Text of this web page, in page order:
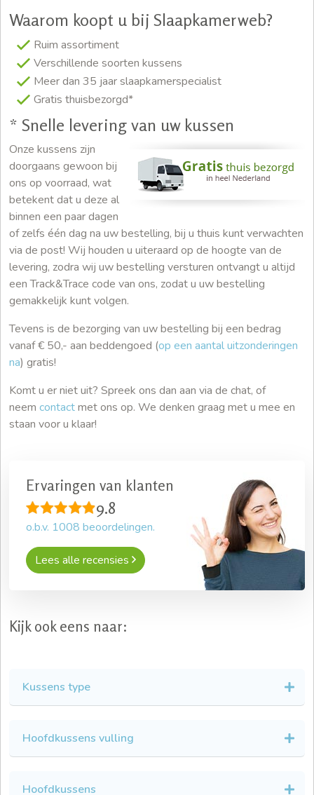
Waarom koopt u bij Slaapkamerweb?
Ruim assortiment
Verschillende soorten kussens
Meer dan 35 jaar slaapkamerspecialist
Gratis thuisbezorgd*
* Snelle levering van uw kussen
Onze kussens zijn
doorgaans gewoon bij
ons op voorraad, wat
betekent dat u deze al
binnen een paar dagen
of zelfs één dag na uw bestelling, bij u thuis kunt verwachten
via de post! Wij houden u uiteraard op de hoogte van de
levering, zodra wij uw bestelling versturen ontvangt u altijd
een Track&Trace code van ons, zodat u uw bestelling
gemakkelijk kunt volgen.
Tevens is de bezorging van uw bestelling bij een bedrag
vanaf € 50,- aan beddengoed (op een aantal uitzonderingen
na) gratis!
Komt u er niet uit? Spreek ons dan aan via de chat, of
neem contactmet ons op. We denken graag met u mee en
staan voor u klaar!
Ervaringen van klanten
9.8
o.b.v. 1008 beoordelingen.
Lees alle recensies
Kijk ook eens naar:
Kussens type
Hoofdkussens vulling
Hoofdkussens